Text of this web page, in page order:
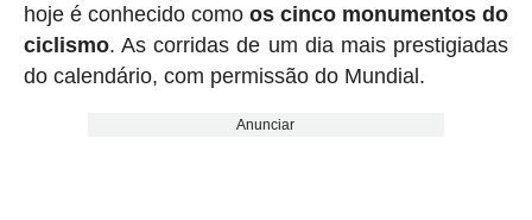
hoje é conhecido comoos cinco monumentos do
ciclismo. As corridas de um dia mais prestigiadas
do calendário, com permissão do Mundial.
Anunciar